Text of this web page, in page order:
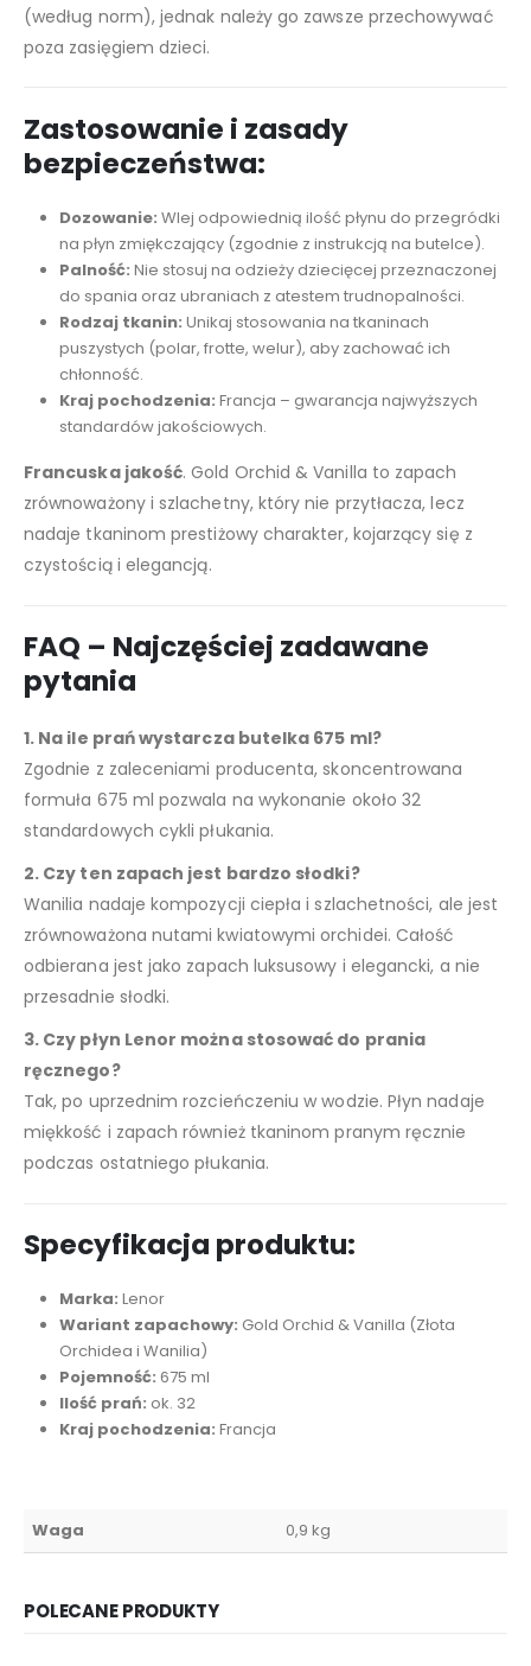
(według norm), jednak należy go zawsze przechowywać
poza zasięgiem dzieci.
Zastosowanie i zasady
bezpieczeństwa:
Dozowanie: Wlej odpowiednią ilość płynu do przegródki
na płyn zmiękczający (zgodnie z instrukcją na butelce).
Palność: Nie stosuj na odzieży dziecięcej przeznaczonej
do spania oraz ubraniach z atestem trudnopalności.
Rodzaj tkanin: Unikaj stosowania na tkaninach
puszystych (polar, frotte, welur), aby zachować ich
chłonność.
Kraj pochodzenia: Francja – gwarancja najwyższych
standardów jakościowych.
Francuska jakość. Gold Orchid & Vanilla to zapach
zrównoważony i szlachetny, który nie przytłacza, lecz
nadaje tkaninom prestiżowy charakter, kojarzący się z
czystością i elegancją.
FAQ – Najczęściej zadawane
pytania
1. Na ile prań wystarcza butelka 675 ml?
Zgodnie z zaleceniami producenta, skoncentrowana
formuła 675 ml pozwala na wykonanie około 32
standardowych cykli płukania.
2. Czy ten zapach jest bardzo słodki?
Wanilia nadaje kompozycji ciepła i szlachetności, ale jest
zrównoważona nutami kwiatowymi orchidei. Całość
odbierana jest jako zapach luksusowy i elegancki, a nie
przesadnie słodki.
3. Czy płyn Lenor można stosować do prania
ręcznego?
Tak, po uprzednim rozcieńczeniu w wodzie. Płyn nadaje
miękkość i zapach również tkaninom pranym ręcznie
podczas ostatniego płukania.
Specyfikacja produktu:
Marka: Lenor
Wariant zapachowy: Gold Orchid & Vanilla (Złota
Orchidea i Wanilia)
Pojemność: 675 ml
Ilość prań: ok. 32
Kraj pochodzenia: Francja
Waga 0,9 kg
POLECANE PRODUKTY